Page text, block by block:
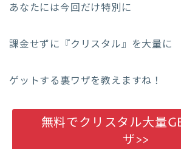
あなたには今回だけ特別に
課金せずに『クリスタル』を大量に
ゲットする裏ワザを教えますね！
無料でクリスタル大量
ザ>>